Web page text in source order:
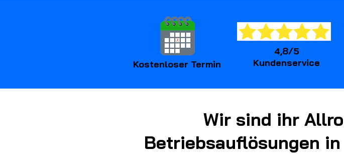
Kostenloser Termin
4,8/5
Kundenservice
Wir sind ihr
Betriebsauflösungen